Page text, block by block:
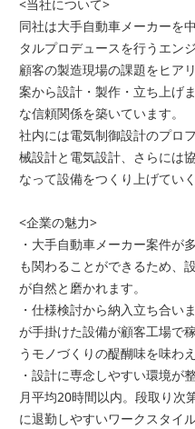
<当社について>
同社は大手自動車メーカーを
タルプロデュースを行うエン
顧客の製造現場の課題をヒア
案から設計・製作・立ち上げ
な信頼関係を築いています。
社内には電気制御設計のプロ
械設計と電気設計、さらには
なって設備をつくり上げてい
<企業の魅力>
・大手自動車メーカー案件が
も関わることができるため、
が自然と磨かれます。
・仕様検討から納入立ち合い
が手掛けた設備が顧客工場で
うモノづくりの醍醐味を味わ
・設計に専念しやすい環境が
月平均20時間以内。段取り次
に退勤しやすいワークスタイル